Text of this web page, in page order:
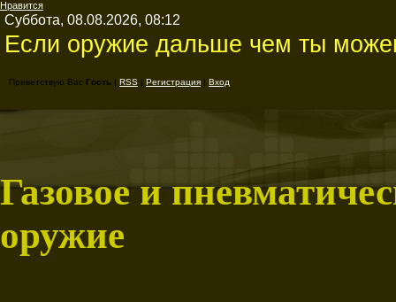
Нравится
Суббота, 08.08.2026, 08:12
Если оружие дальше чем ты
Приветствую Вас Гость | RSS | Регистрация | Вход
Газовое и
оружие